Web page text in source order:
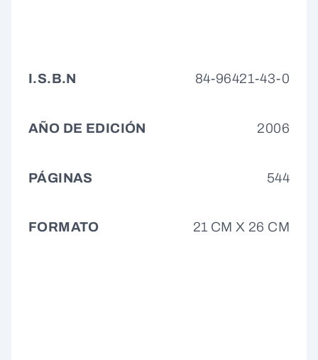
I.S.B.N 84-96421-43-0
AÑO DE EDICIÓN 2006
PÁGINAS 544
FORMATO 21 CM X 26 CM